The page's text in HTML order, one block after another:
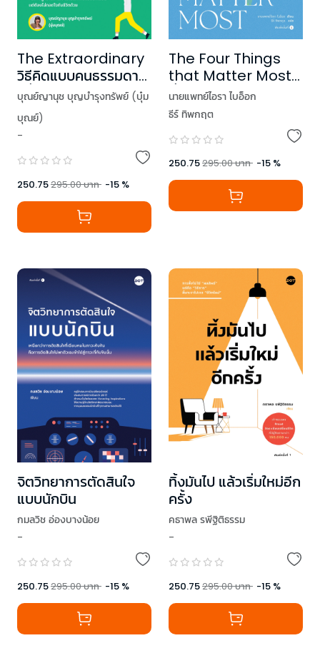
The Extraordinary
วิธีคิดแบบคนธรรมดา
(ที่อดทนมากเป็น
พิเศษ) ได้รับลายเซ็น
นักเขียนในเล่ม
บุณย์ญานุช บุญบำรุงทรัพย์ (บุ๋ม
บุณย์)
-
250.75295.00บาท -15 %
The Four Things
that Matter Most
สี่คำสำคัญของชีวิต
นายแพทย์ไอรา ไบอ็อก
ธีร์ ทิพกฤต
250.75295.00บาท -15 %
จิตวิทยาการตัดสินใจ
แบบนักบิน
กมลวิช อ่องบางน้อย
-
250.75295.00บาท -15 %
ทิ้งมันไป แล้วเริ่มใหม่อีก
ครั้ง
คธาพล รพีฐิติธรรม
-
250.75295.00บาท -15 %